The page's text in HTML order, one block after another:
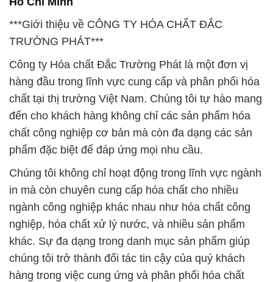
***Giới thiệu về CÔNG TY HÓA CHẤT ĐẮC
TRƯỜNG PHÁT***
Công ty Hóa chất Đắc Trường Phát là một đơn vị
hàng đầu trong lĩnh vực cung cấp và phân phối hóa
chất tại thị trường Việt Nam. Chúng tôi tự hào mang
đến cho khách hàng không chỉ các sản phẩm hóa
chất công nghiệp cơ bản mà còn đa dạng các sản
phẩm đặc biệt để đáp ứng mọi nhu cầu.
Chúng tôi không chỉ hoạt động trong lĩnh vực ngành
in mà còn chuyên cung cấp hóa chất cho nhiều
ngành công nghiệp khác nhau như hóa chất công
nghiệp, hóa chất xử lý nước, và nhiều sản phẩm
khác. Sự đa dạng trong danh mục sản phẩm giúp
chúng tôi trở thành đối tác tin cậy của quý khách
hàng trong việc cung ứng và phân phối hóa chất